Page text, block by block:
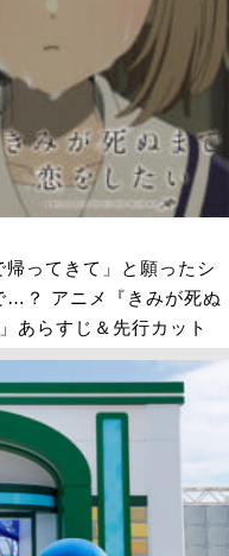
帰ってきて」と願ったシ
…？ アニメ『きみが死ぬ
あらすじ＆先行カット